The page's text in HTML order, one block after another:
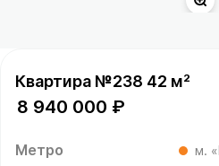
Квартира №238 42 м²
8 940 000 ₽
Метро м.